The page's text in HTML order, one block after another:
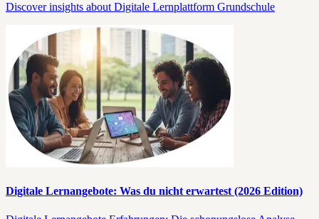
Discover insights about Digitale Lernplattform Grundschule
Digitale Lernangebote: Was du nicht erwartest (2026 Edition)